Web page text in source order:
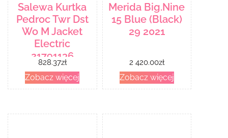
Salewa Kurtka
Pedroc Twr Dst
Wo M Jacket
Electric
21791136
828.37zł
Zobacz więcej
Merida Big.Nine
15 Blue (Black)
29 2021
2 420.00zł
Zobacz więcej